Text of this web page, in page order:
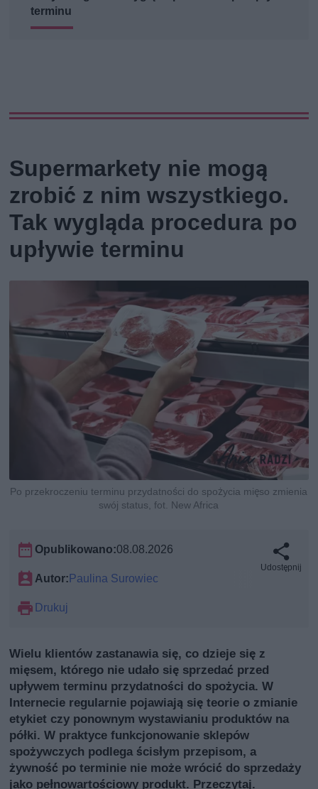
terminu
Supermarkety nie mogą
zrobić z nim wszystkiego.
Tak wygląda procedura po
upływie terminu
Po przekroczeniu terminu przydatności do spożycia mięso zmienia
swój status, fot. New Africa
Opublikowano:08.08.2026
Autor: Paulina Surowiec
Drukuj
Udostępnij
Wielu klientów zastanawia się, co dzieje się z
mięsem, którego nie udało się sprzedać przed
upływem terminu przydatności do spożycia. W
Internecie regularnie pojawiają się teorie o zmianie
etykiet czy ponownym wystawianiu produktów na
półki. W praktyce funkcjonowanie sklepów
spożywczych podlega ścisłym przepisom, a
żywność po terminie nie może wrócić do sprzedaży
jako pełnowartościowy produkt. Przeczytaj.